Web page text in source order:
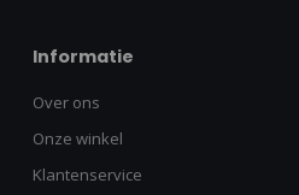
Informatie
Over ons
Onze winkel
Klantenservice